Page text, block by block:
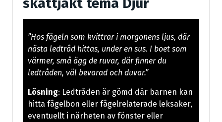
”Hos fågeln som kvittrar i morgonens ljus, där
nästa ledtråd hittas, under en sus. I boet som
värmer, små ägg de ruvar, där finner du
ledtråden, väl bevarad och duvar.”
Lösning: Ledtråden är gömd där barnen kan
hitta fågelbon eller fågelrelaterade leksaker,
eventuellt i närheten av fönster eller